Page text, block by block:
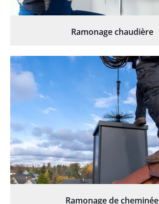
Ramonage chaudière
Ramonage de cheminée